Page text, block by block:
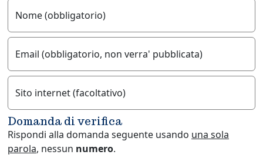
Nome (obbligatorio)
Email (obbligatorio, non verra' pubblicata)
Sito internet (facoltativo)
Domanda di verifica
Rispondi alla domanda seguente usando una sola
parola, nessun numero.